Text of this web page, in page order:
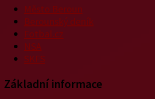
Město Beroun
Berounský deník
Fotbal.cz
NSA
SKFS
Základní informace